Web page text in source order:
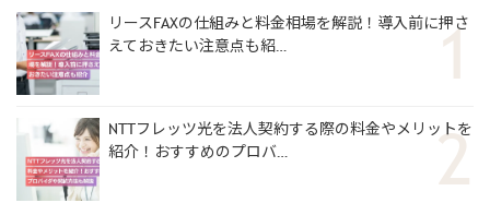
リースFAXの仕組みと料金相場を解説！導入前に押さ
えておきたい注意点も紹…
NTTフレッツ光を法人契約する際の料金やメリットを
紹介！おすすめのプロバ…